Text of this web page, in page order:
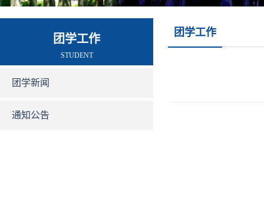
团学工作
STUDENT
团学新闻
通知公告
团学工作